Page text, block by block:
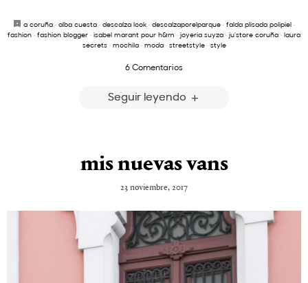
a coruña · alba cuesta · descalza look · descalzaporelparque · falda plisada polipiel ·
fashion · fashion blogger · isabel marant pour h&m · joyeria suyza · ju'store coruña · laura
secrets· mochila· moda· streetstyle· style
6 Comentarios
Seguir leyendo
mis nuevas vans
23 noviembre, 2017